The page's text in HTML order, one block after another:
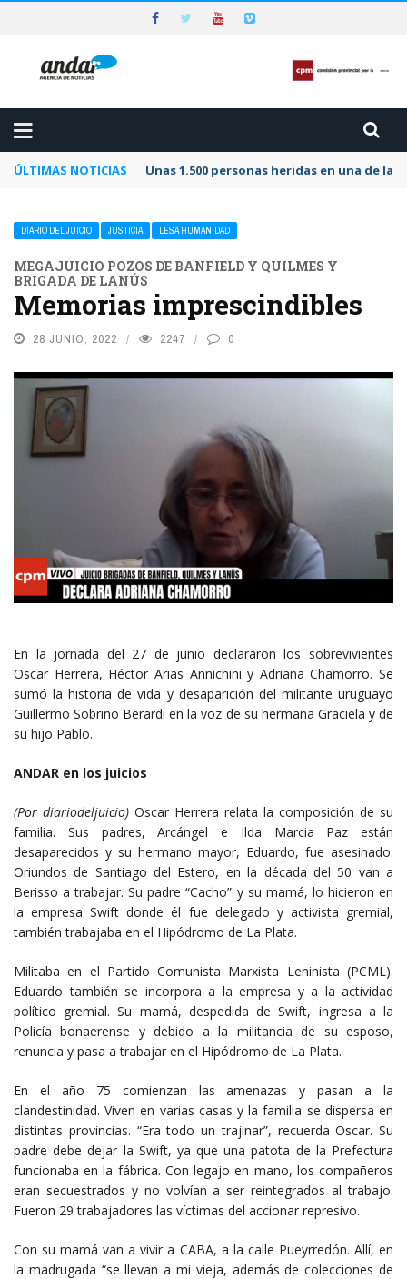
ÚLTIMAS NOTICIAS Unas 1.500 personas heridas en una de
DIARIO DEL JUICIO JUSTICIA LESA HUMANIDAD
MEGAJUICIO POZOS DE BANFIELD Y QUILMES Y
BRIGADA DE LANÚS
Memorias imprescindibles
28 JUNIO, 2022 2247 0
En la jornada del 27 de junio declararon los sobrevivientes
Oscar Herrera, Héctor Arias Annichini y Adriana Chamorro. Se
sumó la historia de vida y desaparición del militante uruguayo
Guillermo Sobrino Berardi en la voz de su hermana Graciela y de
su hijo Pablo.
ANDAR en los juicios
(Por diariodeljuicio) Oscar Herrera relata la composición de su
familia. Sus padres, Arcángel e Ilda Marcia Paz están
desaparecidos y su hermano mayor, Eduardo, fue asesinado.
Oriundos de Santiago del Estero, en la década del 50 van a
Berisso a trabajar. Su padre “Cacho” y su mamá, lo hicieron en
la empresa Swift donde él fue delegado y activista gremial,
también trabajaba en el Hipódromo de La Plata.
Militaba en el Partido Comunista Marxista Leninista (PCML).
Eduardo también se incorpora a la empresa y a la actividad
político gremial. Su mamá, despedida de Swift, ingresa a la
Policía bonaerense y debido a la militancia de su esposo,
renuncia y pasa a trabajar en el Hipódromo de La Plata.
En el año 75 comienzan las amenazas y pasan a la
clandestinidad. Viven en varias casas y la familia se dispersa en
distintas provincias. “Era todo un trajinar”, recuerda Oscar. Su
padre debe dejar la Swift, ya que una patota de la Prefectura
funcionaba en la fábrica. Con legajo en mano, los compañeros
eran secuestrados y no volvían a ser reintegrados al trabajo.
Fueron 29 trabajadores las víctimas del accionar represivo.
Con su mamá van a vivir a CABA, a la calle Pueyrredón. Allí, en
la madrugada “se llevan a mi vieja, además de colecciones de